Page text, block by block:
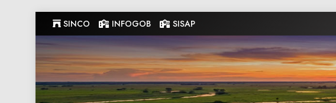
to
content
SINCO INFOGOB SISAP